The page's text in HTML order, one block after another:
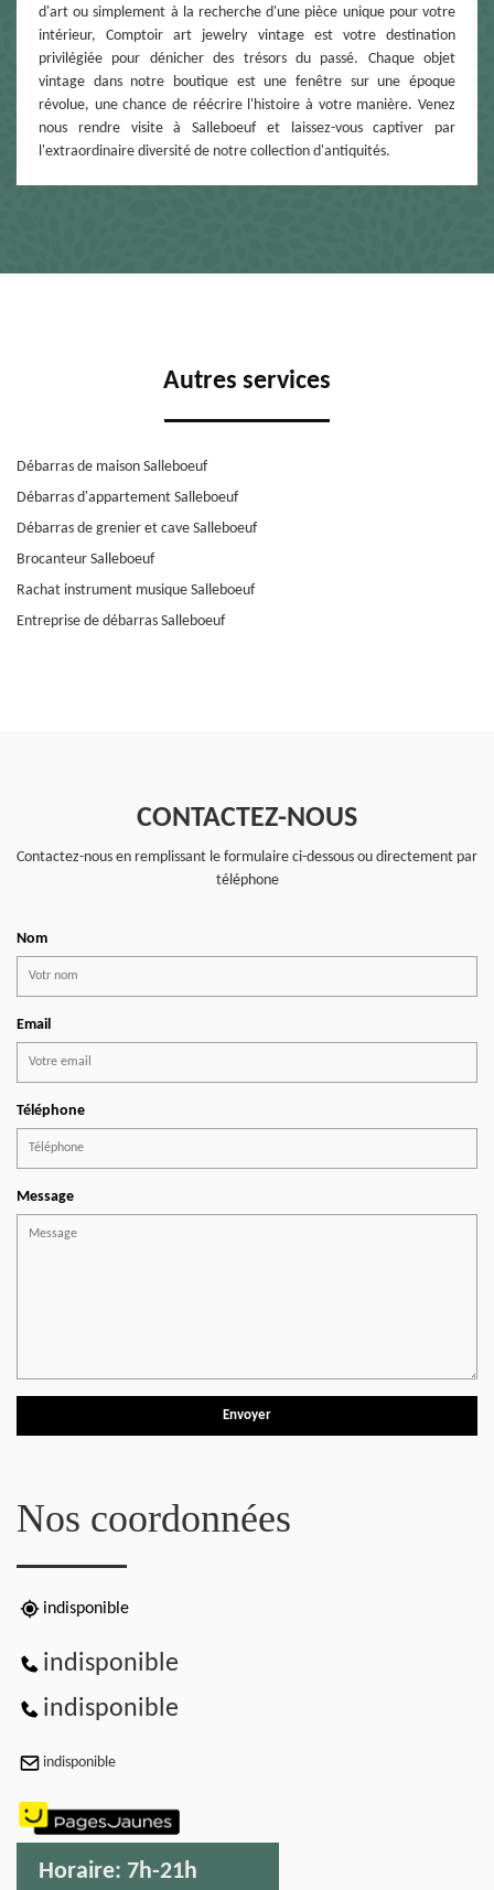
d'art ou simplement à la recherche d'une pièce unique pour votre
intérieur, Comptoir art jewelry vintage est votre destination
privilégiée pour dénicher des trésors du passé. Chaque objet
vintage dans notre boutique est une fenêtre sur une époque
révolue, une chance de réécrire l'histoire à votre manière. Venez
nous rendre visite à Salleboeuf et laissez-vous captiver par
l'extraordinaire diversité de notre collection d'antiquités.
Autres services
Débarras de maison Salleboeuf
Débarras d'appartement Salleboeuf
Débarras de grenier et cave Salleboeuf
Brocanteur Salleboeuf
Rachat instrument musique Salleboeuf
Entreprise de débarras Salleboeuf
CONTACTEZ-NOUS
Contactez-nous en remplissant le formulaire ci-dessous ou directement par
téléphone
Nom
Email
Téléphone
Message
Nos coordonnées
indisponible
indisponible
indisponible
indisponible
Horaire: 7h-21h